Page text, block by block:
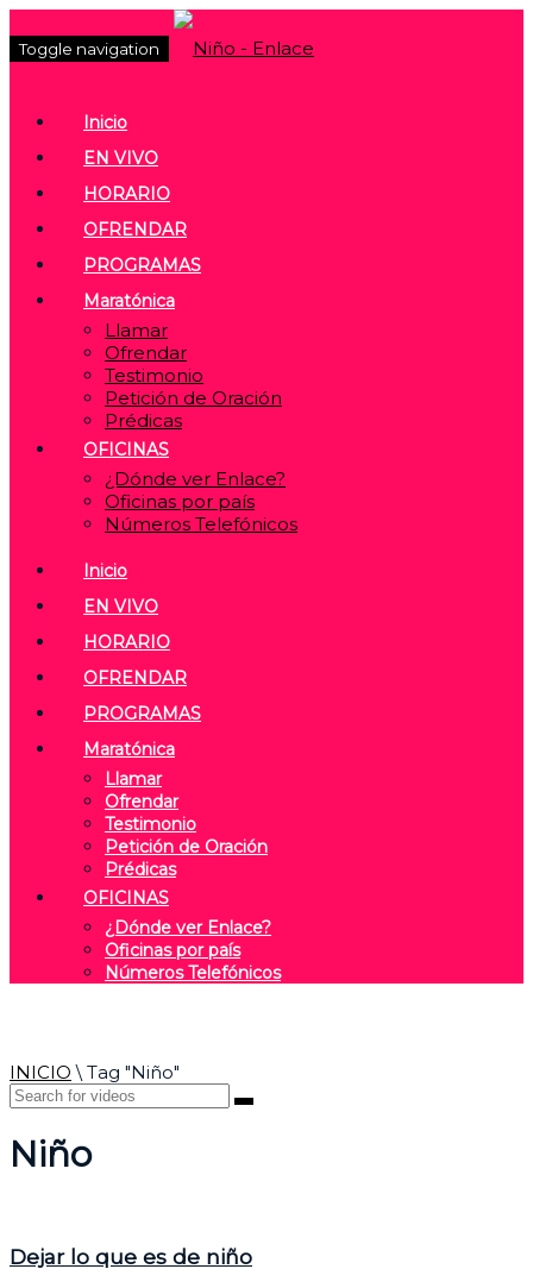
Toggle navigation
Inicio
EN VIVO
HORARIO
OFRENDAR
PROGRAMAS
Maratónica
Llamar
Ofrendar
Testimonio
Petición de Oración
Prédicas
OFICINAS
¿Dónde ver Enlace?
Oficinas por país
Números Telefónicos
Inicio
EN VIVO
HORARIO
OFRENDAR
PROGRAMAS
Maratónica
Llamar
Ofrendar
Testimonio
Petición de Oración
Prédicas
OFICINAS
¿Dónde ver Enlace?
Oficinas por país
Números Telefónicos
INICIO \ Tag "Niño"
Niño
Dejar lo que es de niño